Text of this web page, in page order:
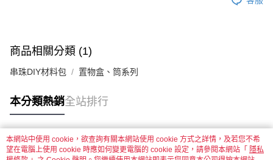
宅配 新竹物流
國家/地區配送-香港(順豐快遞) 查看運費
商品相關分類 (1)
串珠DIY材料包 置物盒、筒系列
本分類熱銷全站排行
熱門標籤
本網站中使用 cookie，欲查詢有關本網站使用 cookie 方式之詳情，及若您不希
望在電腦上使用 cookie 時應如何變更電腦的 cookie 設定，請參閱本網站「 隱私